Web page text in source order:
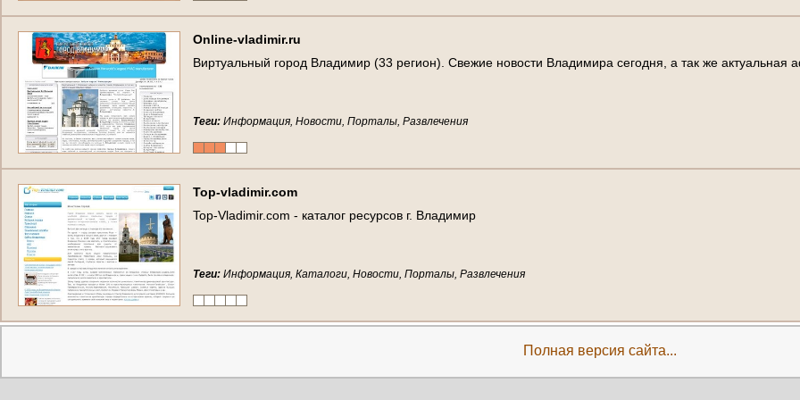
Online-vladimir.ru
Виртуальный город Владимир (33 регион) Свежие новости Владимира сегодня а так же актуальная а
Теги: Информация, Новости, Порталы, Развлечения
Top-vladimir.com
Top-Vladimir.com - каталог ресурсов г. Владимир
Теги: Информация, Каталоги, Новости, Порталы, Развлечения
Полная версия сайта...